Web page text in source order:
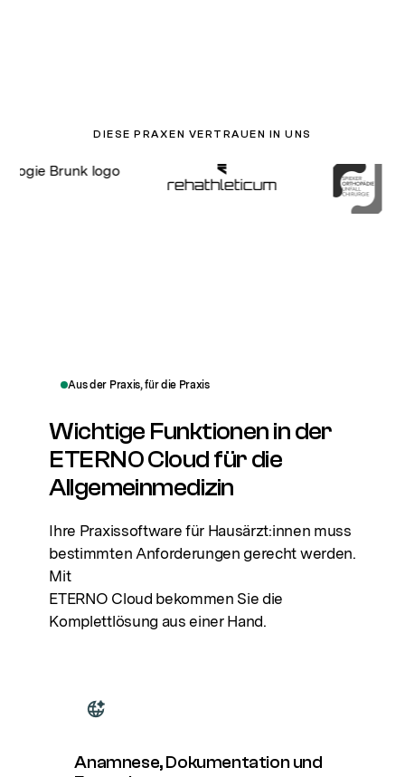
DIESE PRAXEN VERTRAUEN IN UNS
Aus der Praxis, für die Praxis
Wichtige Funktionen in der
ETERNO Cloud für die
Allgemeinmedizin
Ihre Praxissoftware für Hausärzt:innen muss
bestimmten Anforderungen gerecht werden.
Mit
ETERNO Cloud bekommen Sie die
Komplettlösung aus einer Hand.
Anamnese, Dokumentation und